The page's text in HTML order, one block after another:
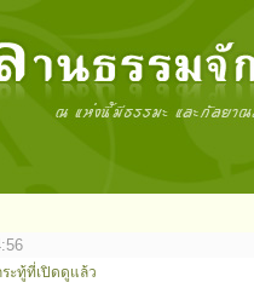
ะทู้ที่เปิดดูแล้ว